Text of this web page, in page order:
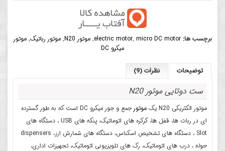
برچسب ها: electric motor, micro DC motor
, موتور N20 , موتور رباتیک, موتور
میکرو DC
توضیحات نظرات (9)
ست دوتایی موتور N20
موتور الکتریکی N20 یک موتور
جمع و جور میکرو DC است که به طور گسترده
ای در ربات ها، قفل ها، کرکره های اتوماتیک، پنکه های USB ، دستگاه های
Slot ، دستگاه های تشخیص اسکناس، دستگاه های شمارش ارز، dispensers
حوله ، درب های اتوماتیک، رک های تلویزیونی اتوماتیک، تجهیزات اداری،